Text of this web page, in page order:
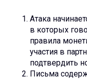
Атака
в которых
правила
участия в
подтвердить
Письма